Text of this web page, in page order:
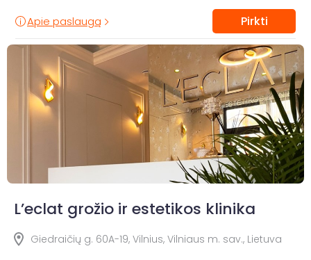
Apie paslaugą Pirkti
L’eclat grožio ir estetikos klinika
Giedraičių g. 60A-19, Vilnius, Vilniaus m. sav., Lietuva